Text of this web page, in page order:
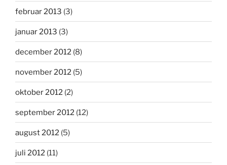
februar 2013 (3)
januar 2013 (3)
december 2012 (8)
november 2012 (5)
oktober 2012 (2)
september 2012 (12)
august 2012 (5)
juli 2012 (11)